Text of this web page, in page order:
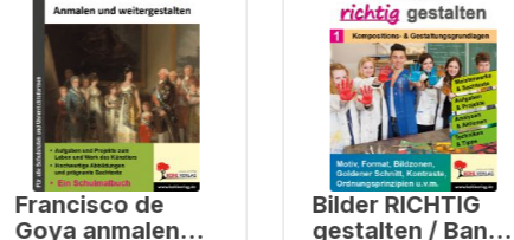
Francisco de
Goya anmalen
Bilder RICHTIG
gestalten / Band